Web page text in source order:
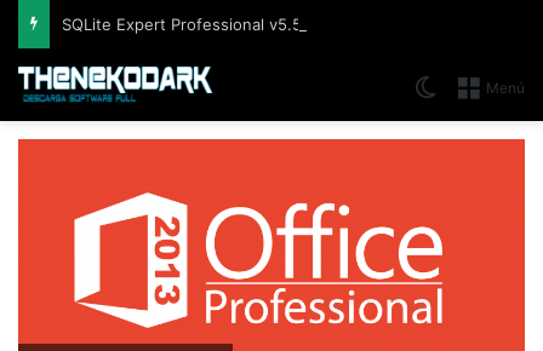
Menú
Switch skin